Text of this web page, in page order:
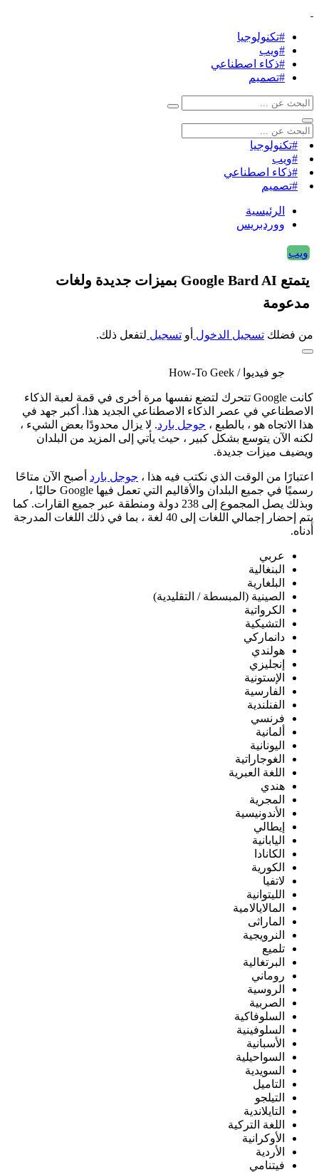
#تكنولوجيا
#ويب
#ذكاء اصطناعي
#تصميم
#تكنولوجيا
#ويب
#ذكاء اصطناعي
#تصميم
الرئيسية
ووردبريس
ويب
يتمتع Google Bard AI بميزات جديدة ولغات
مدعومة
من فضلك تسجيل الدخول أو تسجيل لتفعل ذلك.
جو فيديوا / How-To Geek
كانت Google تتحرك لتضع نفسها مرة أخرى في قمة لعبة الذكاء
الاصطناعي في عصر الذكاء الاصطناعي الجديد هذا. أكبر جهد في
هذا الاتجاه هو ، بالطبع ، جوجل بارد. لا يزال محدودًا بعض الشيء ،
لكنه الآن يتوسع بشكل كبير ، حيث يأتي إلى المزيد من البلدان
ويضيف ميزات جديدة.
اعتبارًا من الوقت الذي نكتب فيه هذا ، جوجل بارد أصبح الآن متاحًا
رسميًا في جميع البلدان والأقاليم التي تعمل فيها Google حاليًا ،
وبذلك يصل المجموع إلى 238 دولة ومنطقة عبر جميع القارات. كما
يتم إحضار إجمالي اللغات إلى 40 لغة ، بما في ذلك اللغات المدرجة
أدناه.
عربي
البنغالية
البلغارية
الصينية (المبسطة / التقليدية)
الكرواتية
التشيكية
دانماركي
هولندي
إنجليزي
الإستونية
الفارسية
الفنلندية
فرنسي
ألمانية
اليونانية
الغوجاراتية
اللغة العبرية
هندي
المجرية
الأندونيسية
إيطالي
اليابانية
الكانادا
الكورية
لاتفيا
الليتوانية
المالايالامية
الماراثى
النرويجية
تلميع
البرتغالية
روماني
الروسية
الصربية
السلوفاكية
السلوفينية
الأسبانية
السواحيلية
السويدية
التاميل
التيلجو
التايلاندية
اللغة التركية
الأوكرانية
الأردية
فيتنامي